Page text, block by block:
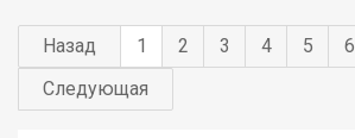
Назад 1 2 3 4 5
6
Следующая